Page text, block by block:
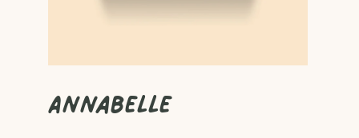
Annabelle